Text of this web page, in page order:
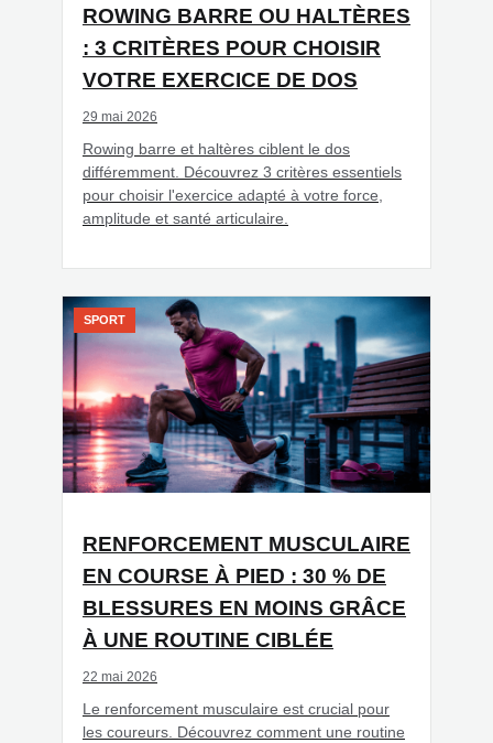
ROWING BARRE OU HALTÈRES
: 3 CRITÈRES POUR CHOISIR
VOTRE EXERCICE DE DOS
29 mai 2026
Rowing barre et haltères ciblent le dos
différemment. Découvrez 3 critères essentiels
pour choisir l'exercice adapté à votre force,
amplitude et santé articulaire.
SPORT
RENFORCEMENT MUSCULAIRE
EN COURSE À PIED : 30 % DE
BLESSURES EN MOINS GRÂCE
À UNE ROUTINE CIBLÉE
22 mai 2026
Le renforcement musculaire est crucial pour
les coureurs. Découvrez comment une routine